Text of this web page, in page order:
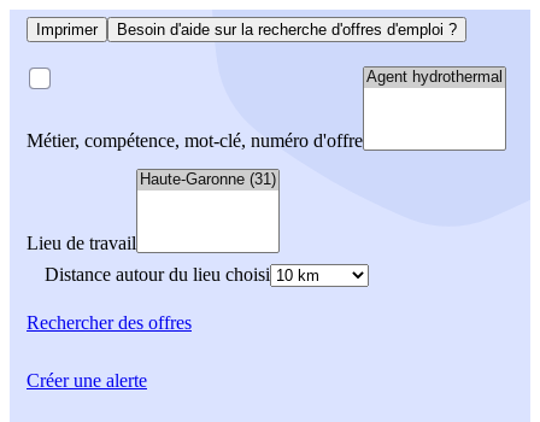
Imprimer Besoin d'aide sur la recherche d'offres d'emploi ?
Métier, compétence, mot-clé, numéro d'offre
Lieu de travail
Distance autour du lieu choisi
Rechercherdes offres
Créer une alerte